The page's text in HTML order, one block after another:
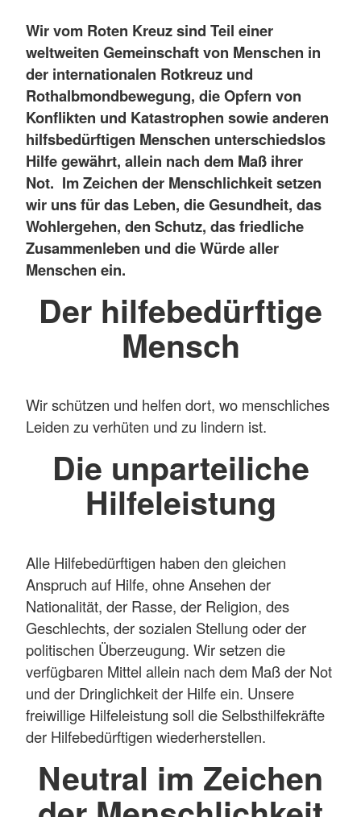
Wir vom Roten Kreuz sind Teil einer
weltweiten Gemeinschaft von Menschen in
der internationalen Rotkreuz und
Rothalbmondbewegung, die Opfern von
Konflikten und Katastrophen sowie anderen
hilfsbedürftigen Menschen unterschiedslos
Hilfe gewährt, allein nach dem Maß ihrer
Not. Im Zeichen der Menschlichkeit setzen
wir uns für das Leben, die Gesundheit, das
Wohlergehen, den Schutz, das friedliche
Zusammenleben und die Würde aller
Menschen ein.
Der hilfebedürftige
Mensch
Wir schützen und helfen dort, wo menschliches
Leiden zu verhüten und zu lindern ist.
Die unparteiliche
Hilfeleistung
Alle Hilfebedürftigen haben den gleichen
Anspruch auf Hilfe, ohne Ansehen der
Nationalität, der Rasse, der Religion, des
Geschlechts, der sozialen Stellung oder der
politischen Überzeugung. Wir setzen die
verfügbaren Mittel allein nach dem Maß der Not
und der Dringlichkeit der Hilfe ein. Unsere
freiwillige Hilfeleistung soll die Selbsthilfekräfte
der Hilfebedürftigen wiederherstellen.
Neutral im Zeichen